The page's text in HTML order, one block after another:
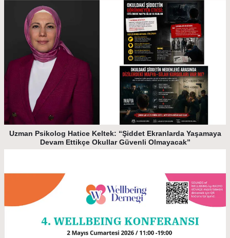
Uzman Psikolog Hatice Keltek: “Şiddet Ekranlarda Yaşamaya
Devam Ettikçe Okullar Güvenli Olmayacak”